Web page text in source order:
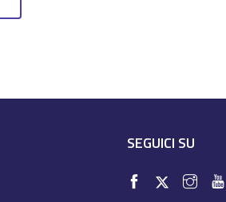
SEGUICI SU